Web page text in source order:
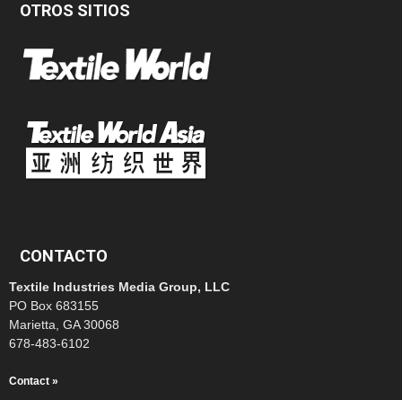
OTROS SITIOS
CONTACTO
Textile Industries Media Group, LLC
PO Box 683155
Marietta, GA 30068
678-483-6102
Contact »